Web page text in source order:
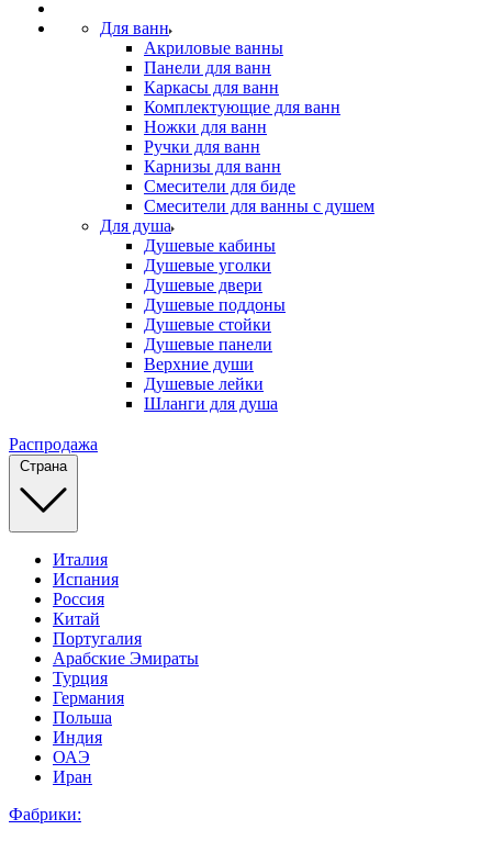
Для ванн
Акриловые ванны
Панели для ванн
Каркасы для ванн
Комплектующие для ванн
Ножки для ванн
Ручки для ванн
Карнизы для ванн
Смесители для биде
Смесители для ванны с душем
Для душа
Душевые кабины
Душевые уголки
Душевые двери
Душевые поддоны
Душевые стойки
Душевые панели
Верхние души
Душевые лейки
Шланги для душа
Распродажа
Страна
Италия
Испания
Россия
Китай
Португалия
Арабские Эмираты
Турция
Германия
Польша
Индия
ОАЭ
Иран
Фабрики: